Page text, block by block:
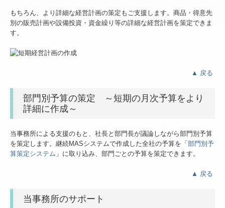
もちろん、より詳細な経営計画の策定もご支援します。商品・得意先
別の販売計画や設備投資・資金繰り等の詳細な経営計画を策定できま
す。
▲ 戻る
部門別予算の策定 ～短期の月次予算をより
詳細に作成～
当事務所による支援のもと、社長と部門長が議論しながら部門別予算
を策定します。継続MASシステムで作成した全社の予算を「 部門別予
算策定システム 」に取り込み、部門ごとの予算を策定できます。
▲ 戻る
当事務所のサポート